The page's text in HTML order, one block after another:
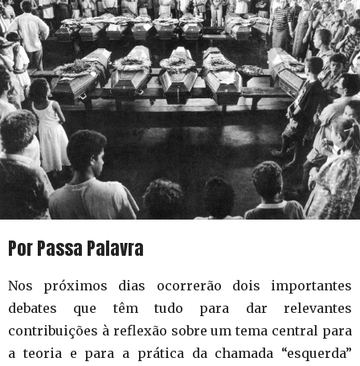
Por Passa Palavra
Nos próximos dias ocorrerão dois importantes
debates que têm tudo para dar relevantes
contribuições à reflexão sobre um tema central para
a teoria e para a prática da chamada “esquerda”